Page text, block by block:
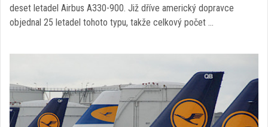
deset letadel Airbus A330-900. Již dříve americký dopravce
objednal 25 letadel tohoto typu, takže celkový počet …